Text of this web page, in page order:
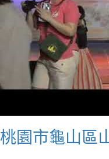
桃園市龜山區